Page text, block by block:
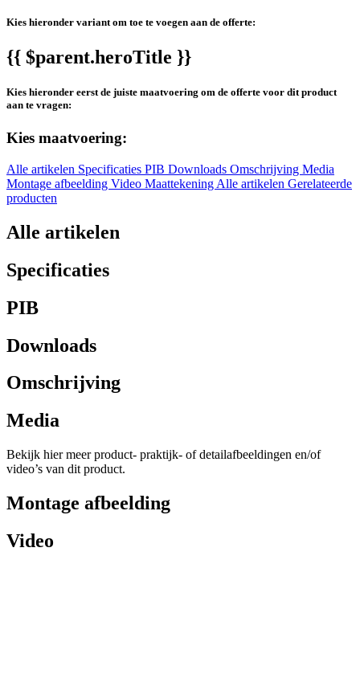
Kies hieronder variant om toe te voegen aan de offerte:
{{ $parent.heroTitle }}
Kies hieronder eerst de juiste maatvoering om de offerte voor dit product
aan te vragen:
Kies maatvoering:
Alle artikelen Specificaties PIB Downloads Omschrijving Media
Montage afbeelding Video Maattekening Alle artikelen Gerelateerde
producten
Alle artikelen
Specificaties
PIB
Downloads
Omschrijving
Media
Bekijk hier meer product- praktijk- of detailafbeeldingen en/of
video’s van dit product.
Montage afbeelding
Video